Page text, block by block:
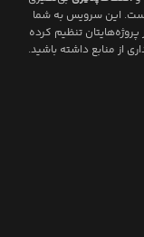
این سرویس به شما
تنظیم کرده
از منابع داشته باشید.